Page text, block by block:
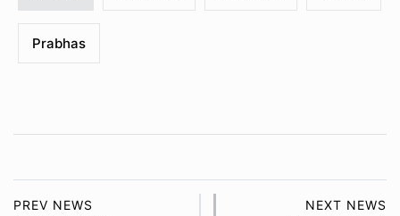
Prabhas
PREV NEWS NEXT NEWS